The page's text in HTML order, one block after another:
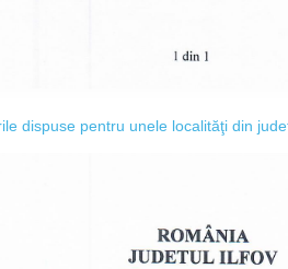
dispuse pentru unele localităţi din